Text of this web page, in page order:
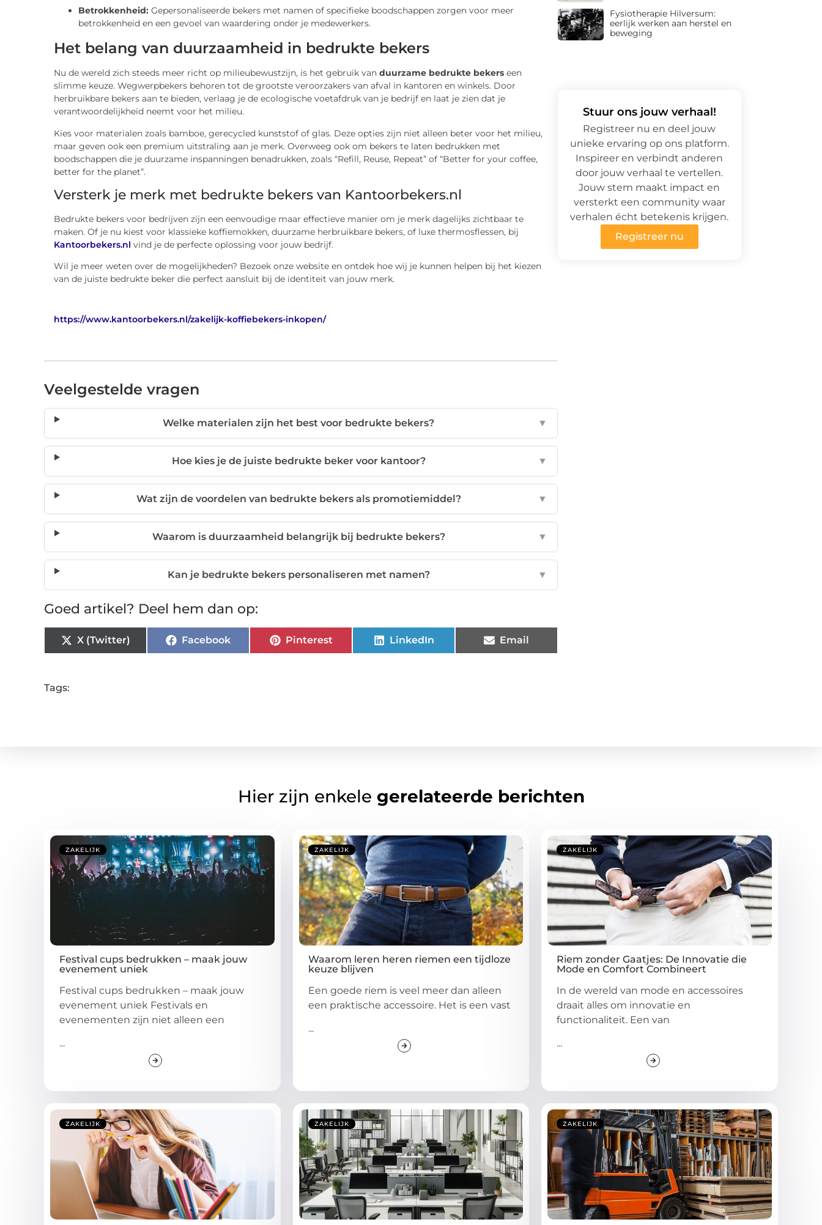
Betrokkenheid: Gepersonaliseerde bekers met namen of specifieke boodschappen zorgen voor meer
betrokkenheid en een gevoel van waardering onder je medewerkers.
Het belang van duurzaamheid in bedrukte bekers
Nu de wereld zich steeds meer richt op milieubewustzijn, is het gebruik van duurzame bedrukte bekers een
slimme keuze. Wegwerpbekers behoren tot de grootste veroorzakers van afval in kantoren en winkels. Door
herbruikbare bekers aan te bieden, verlaag je de ecologische voetafdruk van je bedrijf en laat je zien dat je
verantwoordelijkheid neemt voor het milieu.
Kies voor materialen zoals bamboe, gerecycled kunststof of glas. Deze opties zijn niet alleen beter voor het milieu,
maar geven ook een premium uitstraling aan je merk. Overweeg ook om bekers te laten bedrukken met
boodschappen die je duurzame inspanningen benadrukken, zoals “Refill, Reuse, Repeat” of “Better for your coffee,
better for the planet”.
Versterk je merk met bedrukte bekers van Kantoorbekers.nl
Bedrukte bekers voor bedrijven zijn een eenvoudige maar effectieve manier om je merk dagelijks zichtbaar te
maken. Of je nu kiest voor klassieke koffiemokken, duurzame herbruikbare bekers, of luxe thermosflessen, bij
Kantoorbekers.nl vind je de perfecte oplossing voor jouw bedrijf.
Wil je meer weten over de mogelijkheden? Bezoek onze website en ontdek hoe wij je kunnen helpen bij het kiezen
van de juiste bedrukte beker die perfect aansluit bij de identiteit van jouw merk.
https://www.kantoorbekers.nl/zakelijk-koffiebekers-inkopen/
Veelgestelde vragen
Welke materialen zijn het best voor bedrukte bekers? ▼
Hoe kies je de juiste bedrukte beker voor kantoor? ▼
Wat zijn de voordelen van bedrukte bekers als promotiemiddel? ▼
Waarom is duurzaamheid belangrijk bij bedrukte bekers? ▼
Kan je bedrukte bekers personaliseren met namen? ▼
Goed artikel? Deel hem dan op:
X (Twitter) Facebook Pinterest LinkedIn Email
Tags:
Fysiotherapie Hilversum:
eerlijk werken aan herstel en
beweging
Stuur ons jouw verhaal!
Registreer nu en deel jouw
unieke ervaring op ons platform.
Inspireer en verbindt anderen
door jouw verhaal te vertellen.
Jouw stem maakt impact en
versterkt een community waar
verhalen écht betekenis krijgen.
Registreer nu
Hier zijn enkele gerelateerde berichten
ZAKELIJK
Festival cups bedrukken – maak jouw
evenement uniek
Festival cups bedrukken – maak jouw
evenement uniek Festivals en
evenementen zijn niet alleen een
...
ZAKELIJK
Waarom leren heren riemen een tijdloze
keuze blijven
Een goede riem is veel meer dan alleen
een praktische accessoire. Het is een vast
...
ZAKELIJK
Riem zonder Gaatjes: De Innovatie die
Mode en Comfort Combineert
In de wereld van mode en accessoires
draait alles om innovatie en
functionaliteit. Een van
...
ZAKELIJK ZAKELIJK ZAKELIJK